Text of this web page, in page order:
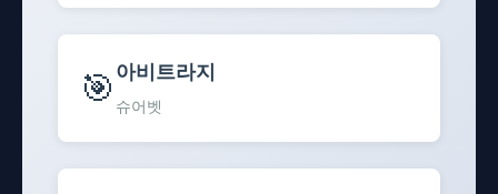
🎯 아비트라지
슈어벳